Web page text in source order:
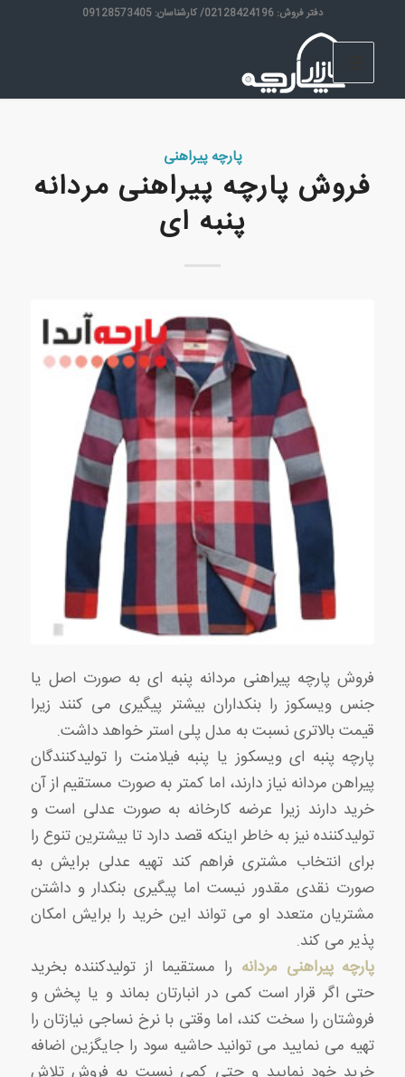
دفتر فروش: 02128424196/ کارشناسان: 09128573405
پارچه پیراهنی
فروش پارچه پیراهنی مردانه
پنبه ای
فروش پارچه پیراهنی مردانه پنبه ای به صورت اصل یا
جنس ویسکوز را بنکداران بیشتر پیگیری می کنند زیرا
قیمت بالاتری نسبت به مدل پلی استر خواهد داشت.
پارچه پنبه ای ویسکوز یا پنبه فیلامنت را تولیدکنندگان
پیراهن مردانه نیاز دارند، اما کمتر به صورت مستقیم از آن
خرید دارند زیرا عرضه کارخانه به صورت عدلی است و
تولیدکننده نیز به خاطر اینکه قصد دارد تا بیشترین تنوع را
برای انتخاب مشتری فراهم کند تهیه عدلی برایش به
صورت نقدی مقدور نیست اما پیگیری بنکدار و داشتن
مشتریان متعدد او می تواند این خرید را برایش امکان
پذیر می کند.
پارچه پیراهنی مردانه را مستقیما از تولیدکننده بخرید
حتی اگر قرار است کمی در انبارتان بماند و یا پخش و
فروشتان را سخت کند، اما وقتی با نرخ نساجی نیازتان را
تهیه می نمایید می توانید حاشیه سود را جایگزین اضافه